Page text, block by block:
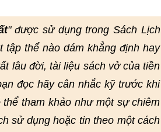
" được sử dụng trong Sách Lịch
tập thể nào dám khẳng định hay
lâu đời, tài liệu sách vở của tiền
đọc hãy cân nhắc kỹ trước khi
tham khảo như một sự chiêm
sử dụng hoặc tin theo một cách